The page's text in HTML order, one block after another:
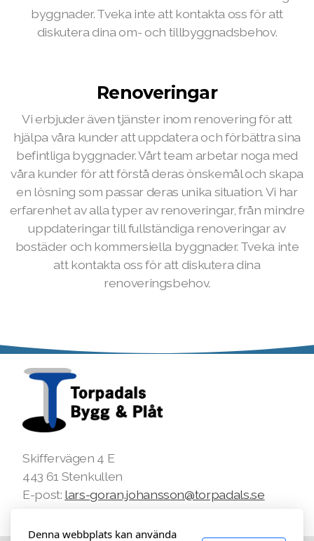
byggnader. Tveka inte att kontakta oss för att
diskutera dina om- och tillbyggnadsbehov.
Renoveringar
Vi erbjuder även tjänster inom renovering för att
hjälpa våra kunder att uppdatera och förbättra sina
befintliga byggnader. Vårt team arbetar noga med
våra kunder för att förstå deras önskemål och skapa
en lösning som passar deras unika situation. Vi har
erfarenhet av alla typer av renoveringar, från mindre
uppdateringar till fullständiga renoveringar av
bostäder och kommersiella byggnader. Tveka inte
att kontakta oss för att diskutera dina
renoveringsbehov.
Skiffervägen 4 E
443 61 Stenkullen
E-post: lars-goran.johansson@torpadals.se
Denna webbplats kan använda